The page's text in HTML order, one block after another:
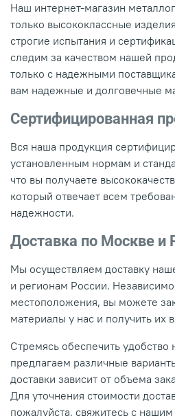
Наш интернет-магазин
только высококлассные
строгие испытания и
следим за качеством нашей
только с надежными
вам надежные и долговечные
Сертифицированная
Вся наша продукция
установленным нормам и
что вы получаете
который отвечает всем
надежности.
Доставка по Москве и
Мы осуществляем доставку
и регионам России.
местоположения, вы можете
материалы у нас и получить их
Стремясь обеспечить
предлагаем различные
доставки зависит от объема
Для уточнения стоимости
пожалуйста, свяжитесь с